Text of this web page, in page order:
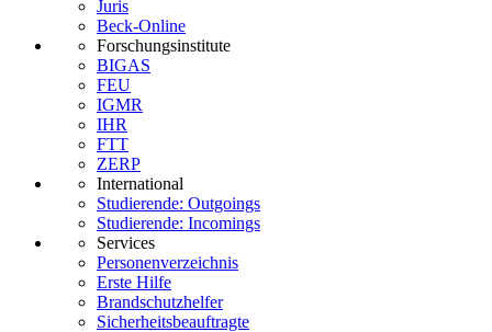
Juris
Beck-Online
Forschungsinstitute
BIGAS
FEU
IGMR
IHR
FTT
ZERP
International
Studierende: Outgoings
Studierende: Incomings
Services
Personenverzeichnis
Erste Hilfe
Brandschutzhelfer
Sicherheitsbeauftragte